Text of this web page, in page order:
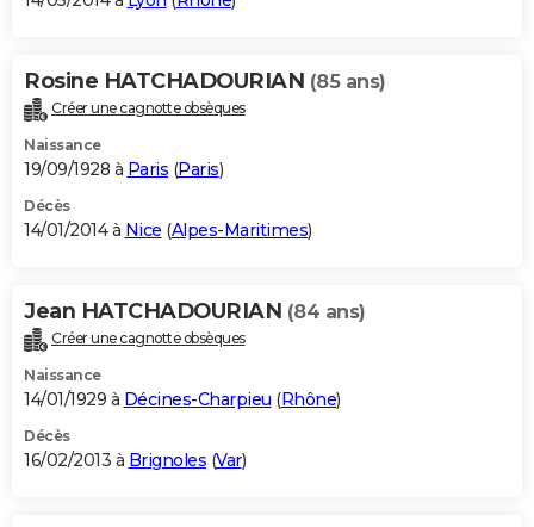
Rosine HATCHADOURIAN (85 ans)
Créer une cagnotte obsèques
Naissance
19/09/1928 à Paris (Paris)
Décès
14/01/2014 à Nice (Alpes-Maritimes)
Jean HATCHADOURIAN (84 ans)
Créer une cagnotte obsèques
Naissance
14/01/1929 à Décines-Charpieu (Rhône)
Décès
16/02/2013 à Brignoles (Var)